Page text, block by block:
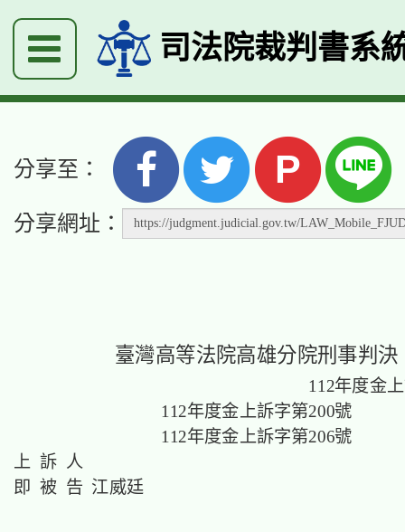
司法院裁判書系
分享至： P
分享網址：
臺灣高等法院高雄分院刑事判決
112年度金
112年度金上訴字第200號
112年度金上訴字第206號
上 訴 人
即 被 告 江威廷